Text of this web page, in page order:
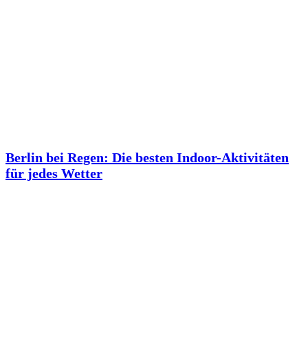
Berlin bei Regen: Die besten Indoor-Aktivitäten
für jedes Wetter